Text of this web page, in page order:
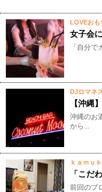
LOVEおも
女子会
「自分
DJロマネ
【沖
沖縄のお
から...
ｋａｍｕ
「こだ
前回のブ